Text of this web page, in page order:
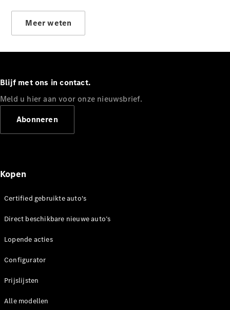
GLC
Elektrisch
GLC
GLE Coupé
Coupé
Nieuw
Mercedes-
Maybach
Configurator
Benz Store
Meer weten
Blijf met ons in contact.
Meld u hier aan voor onze nieuwsbrief.
Abonneren
Kopen
Certified gebruikte auto's
Direct beschikbare nieuwe auto’s
Lopende acties
Configurator
Prijslijsten
Alle modellen